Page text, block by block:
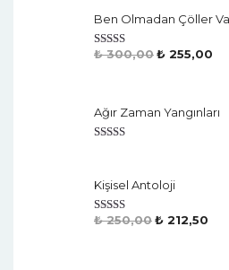
Ben Olmadan Çöller
Rated4.50
₺300,00₺ 255,00
Ağır Zaman Yangınları
Kişisel Antoloji
Rated4.50
₺250,00₺ 212,50